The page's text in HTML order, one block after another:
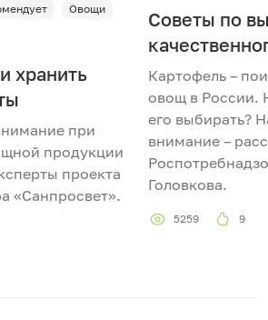
Овощи
хранить
при
продукции
проекта
«Санпросвет».
Советы по
Картофель –
овощ в России.
его выбирать?
внимание –
Головкова.
5259 9